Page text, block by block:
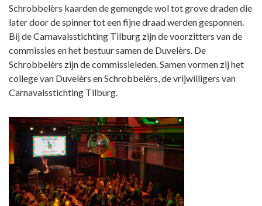
Schrobbelèrs kaarden de gemengde wol tot grove draden die
later door de spinner tot een fijne draad werden gesponnen.
Bij de Carnavalsstichting Tilburg zijn de voorzitters van de
commissies en het bestuur samen de Duvelèrs. De
Schrobbelèrs zijn de commissieleden. Samen vormen zij het
college van Duvelèrs en Schrobbelèrs, de vrijwilligers van
Carnavalsstichting Tilburg.